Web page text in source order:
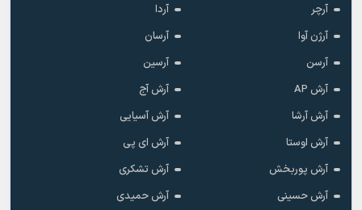
آرچر
آردا
آرژن آوا
آرسان
آرسن
آرسین
آرش AP
آرش آج
آرش آرشا
آرش آسیایی
آرش اوستا
آرش ای پی
آرش پوربخش
آرش تشکری
آرش حسینی
آرش حمیدی